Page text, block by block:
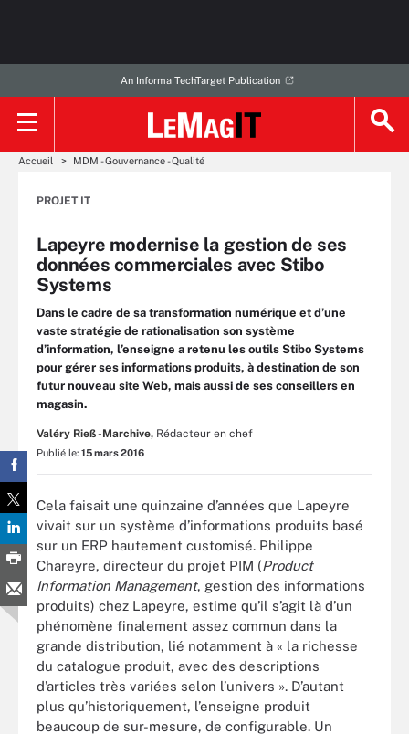
An Informa TechTarget Publication
Accueil MDM - Gouvernance - Qualité
PROJET IT
Lapeyre modernise la gestion de ses
données commerciales avec Stibo
Systems
Dans le cadre de sa transformation numérique et d’une
vaste stratégie de rationalisation son système
d’information, l’enseigne a retenu les outils Stibo Systems
pour gérer ses informations produits, à destination de son
futur nouveau site Web, mais aussi de ses conseillers en
magasin.
Valéry Rieß-Marchive, Rédacteur en chef
Publié le: 15 mars 2016
Cela faisait une quinzaine d’années que Lapeyre
vivait sur un système d’informations produits basé
sur un ERP hautement customisé. Philippe
Chareyre, directeur du projet PIM (Product
Information Management, gestion des informations
produits) chez Lapeyre, estime qu’il s’agit là d’un
phénomène finalement assez commun dans la
grande distribution, lié notamment à « la richesse
du catalogue produit, avec des descriptions
d’articles très variées selon l’univers ». D’autant
plus qu’historiquement, l’enseigne produit
beaucoup de sur-mesure, de configurable. Un